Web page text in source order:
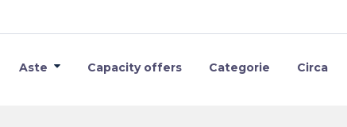
Aste Capacity offers Categorie Circa